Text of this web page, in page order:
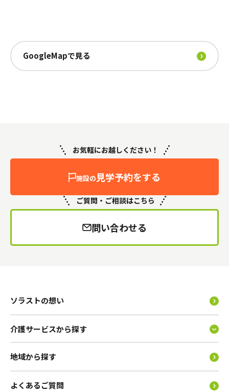
GoogleMapで見る
ご質問・ご相談はこちら
問い合わせる
お気軽にお越しください！
施設の 見学予約をする
ソラストの想い
介護サービスから探す
地域から探す
よくあるご質問